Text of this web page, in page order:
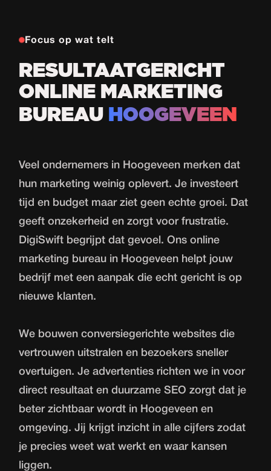
Focus op wat telt
RESULTAATGERICHT
ONLINE MARKETING
BUREAU HOOGEVEEN
Veel ondernemers in Hoogeveen merken dat
hun marketing weinig oplevert. Je investeert
tijd en budget maar ziet geen echte groei. Dat
geeft onzekerheid en zorgt voor frustratie.
DigiSwift begrijpt dat gevoel. Ons online
marketing bureau in Hoogeveen helpt jouw
bedrijf met een aanpak die echt gericht is op
nieuwe klanten.
We bouwen conversiegerichte websites die
vertrouwen uitstralen en bezoekers sneller
overtuigen. Je advertenties richten we in voor
direct resultaat en duurzame SEO zorgt dat je
beter zichtbaar wordt in Hoogeveen en
omgeving. Jij krijgt inzicht in alle cijfers zodat
je precies weet wat werkt en waar kansen
liggen.